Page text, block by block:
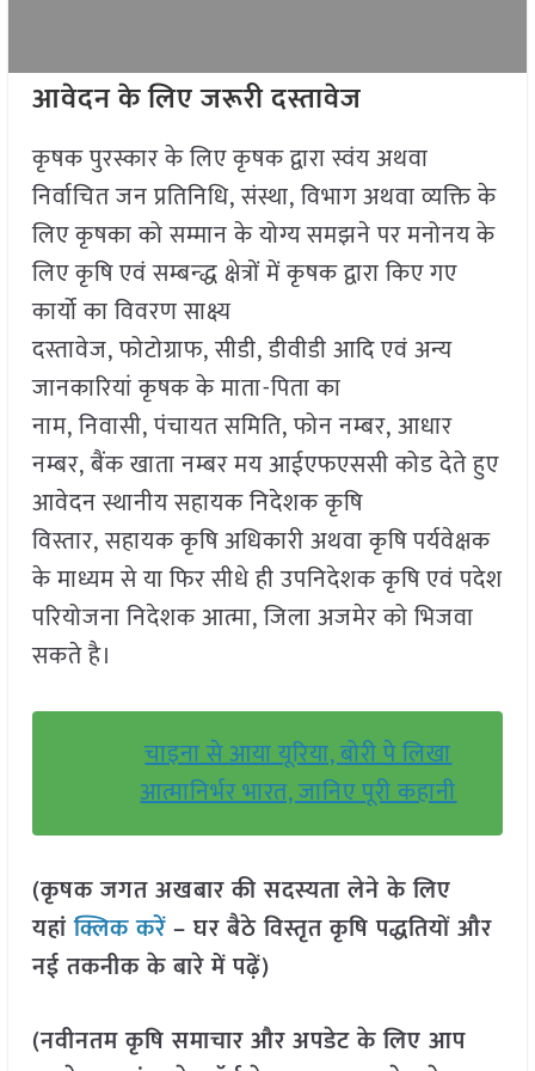
आवेदन के लिए जरूरी दस्तावेज
कृषक पुरस्कार के लिए कृषक द्वारा स्वंय अथवा
निर्वाचित जन प्रतिनिधि, संस्था, विभाग अथवा व्यक्ति के
लिए कृषका को सम्मान के योग्य समझने पर मनोनय के
लिए कृषि एवं सम्बन्द्ध क्षेत्रों में कृषक द्वारा किए गए
कार्यो का विवरण साक्ष्य
दस्तावेज, फोटोग्राफ, सीडी, डीवीडी आदि एवं अन्य
जानकारियां कृषक के माता-पिता का
नाम, निवासी, पंचायत समिति, फोन नम्बर, आधार
नम्बर, बैंक खाता नम्बर मय आईएफएससी कोड देते हुए
आवेदन स्थानीय सहायक निदेशक कृषि
विस्तार, सहायक कृषि अधिकारी अथवा कृषि पर्यवेक्षक
के माध्यम से या फिर सीधे ही उपनिदेशक कृषि एवं पदेश
परियोजना निदेशक आत्मा, जिला अजमेर को भिजवा
सकते है।
चाइना से आया यूरिया, बोरी पे लिखा
आत्मानिर्भर भारत, जानिए पूरी कहानी
(कृषक जगत अखबार की सदस्यता लेने के लिए
यहांक्लिक करें– घर बैठे विस्तृत कृषि पद्धतियों और
नई तकनीक के बारे में पढ़ें)
(नवीनतम कृषि समाचार और अपडेट के लिए आप